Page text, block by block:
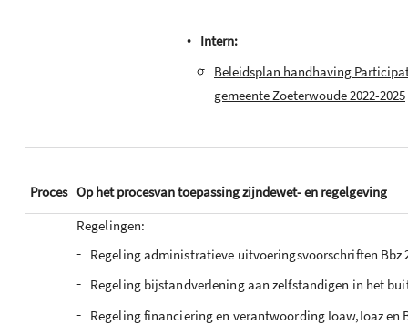
• Intern:
- Beleidsplan handhaving
gemeente Zoeterwoude 2022-2025
Proces Op het procesvan toepassing zijndewet- en regelgeving
Regelingen:
- Regeling administratieve uitvoeringsvoorschriften Bbz
- Regeling bijstandverlening aan zelfstandigen in het
- Regeling financiering en verantwoording Ioaw,Ioaz en